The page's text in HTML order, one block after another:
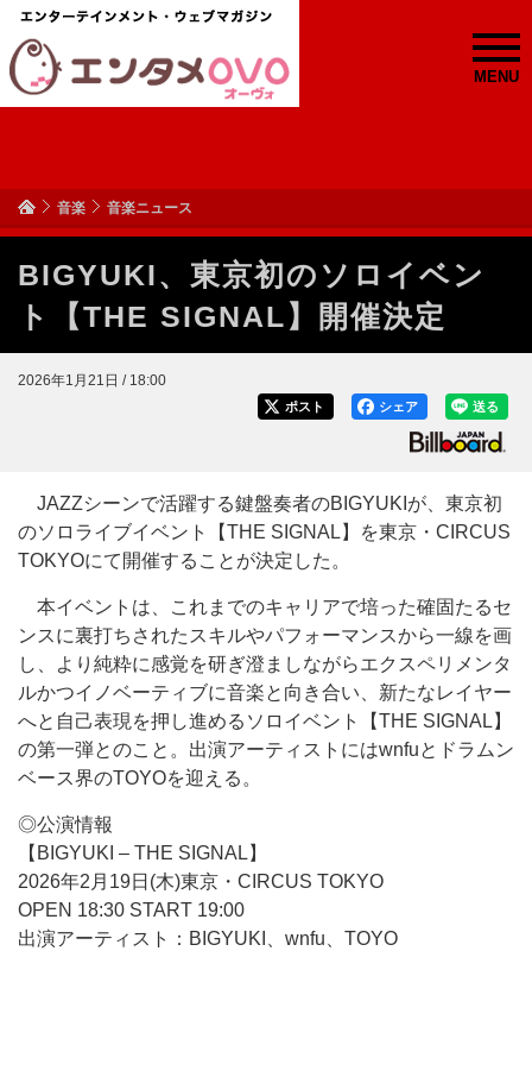
MENU
音楽 音楽ニュース
BIGYUKI、東京初のソロイベン
ト【THE SIGNAL】開催決定
2026年1月21日 / 18:00
送る
シェア
ポスト
JAZZシーンで活躍する鍵盤奏者のBIGYUKIが、東京初
のソロライブイベント【THE SIGNAL】を東京・CIRCUS
TOKYOにて開催することが決定した。
本イベントは、これまでのキャリアで培った確固たるセ
ンスに裏打ちされたスキルやパフォーマンスから一線を画
し、より純粋に感覚を研ぎ澄ましながらエクスペリメンタ
ルかつイノベーティブに音楽と向き合い、新たなレイヤー
へと自己表現を押し進めるソロイベント【THE SIGNAL】
の第一弾とのこと。出演アーティストにはwnfuとドラムン
ベース界のTOYOを迎える。
◎公演情報
【BIGYUKI – THE SIGNAL】
2026年2月19日(木)東京・CIRCUS TOKYO
OPEN 18:30 START 19:00
出演アーティスト：BIGYUKI、wnfu、TOYO